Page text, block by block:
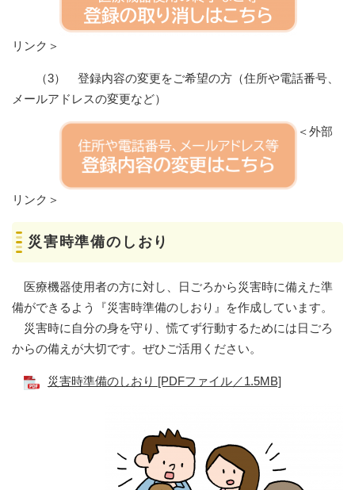
リンク＞
（3） 登録内容の変更をご希望の方（住所や電話番号、
メールアドレスの変更など）
＜外部
リンク＞
災害時準備のしおり
医療機器使用者の方に対し、日ごろから災害時に備えた準
備ができるよう『災害時準備のしおり』を作成しています。
災害時に自分の身を守り、慌てず行動するためには日ごろ
からの備えが大切です。ぜひご活用ください。
災害時準備のしおり [PDFファイル／1.5MB]